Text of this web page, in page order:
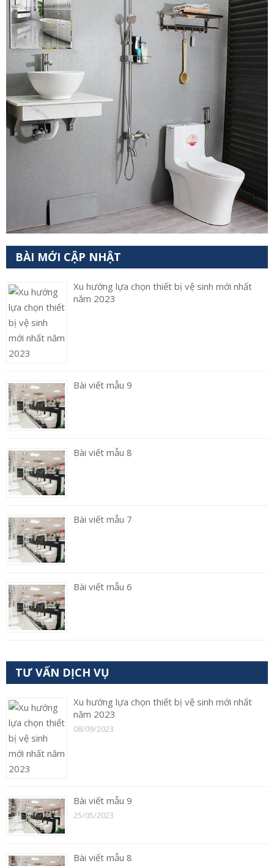
BÀI MỚI CẬP NHẬT
Xu hướng lựa chọn thiết bị vệ sinh mới nhất
năm 2023
Bài viết mẫu 9
Bài viết mẫu 8
Bài viết mẫu 7
Bài viết mẫu 6
TƯ VẤN DỊCH VỤ
Xu hướng lựa chọn thiết bị vệ sinh mới nhất
năm 2023
08/09/2023
Bài viết mẫu 9
25/05/2023
Bài viết mẫu 8